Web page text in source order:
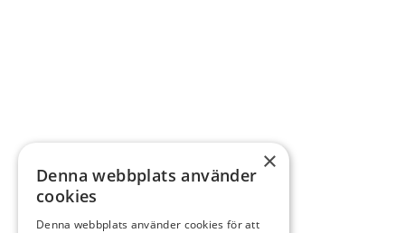
×
Denna webbplats använder
cookies
Denna webbplats använder cookies för att